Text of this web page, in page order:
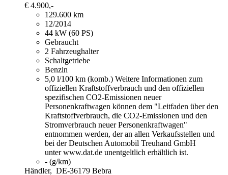
€ 4.900,-
129.600 km
12/2014
44 kW (60 PS)
Gebraucht
2 Fahrzeughalter
Schaltgetriebe
Benzin
5,0 l/100 km (komb.) Weitere Informationen zum
offiziellen Kraftstoffverbrauch und den offiziellen
spezifischen CO2-Emissionen neuer
Personenkraftwagen können dem "Leitfaden über den
Kraftstoffverbrauch, die CO2-Emissionen und den
Stromverbrauch neuer Personenkraftwagen"
entnommen werden, der an allen Verkaufsstellen und
bei der Deutschen Automobil Treuhand GmbH
unter www.dat.de unentgeltlich erhältlich ist.
- (g/km)
Händler, DE-36179 Bebra